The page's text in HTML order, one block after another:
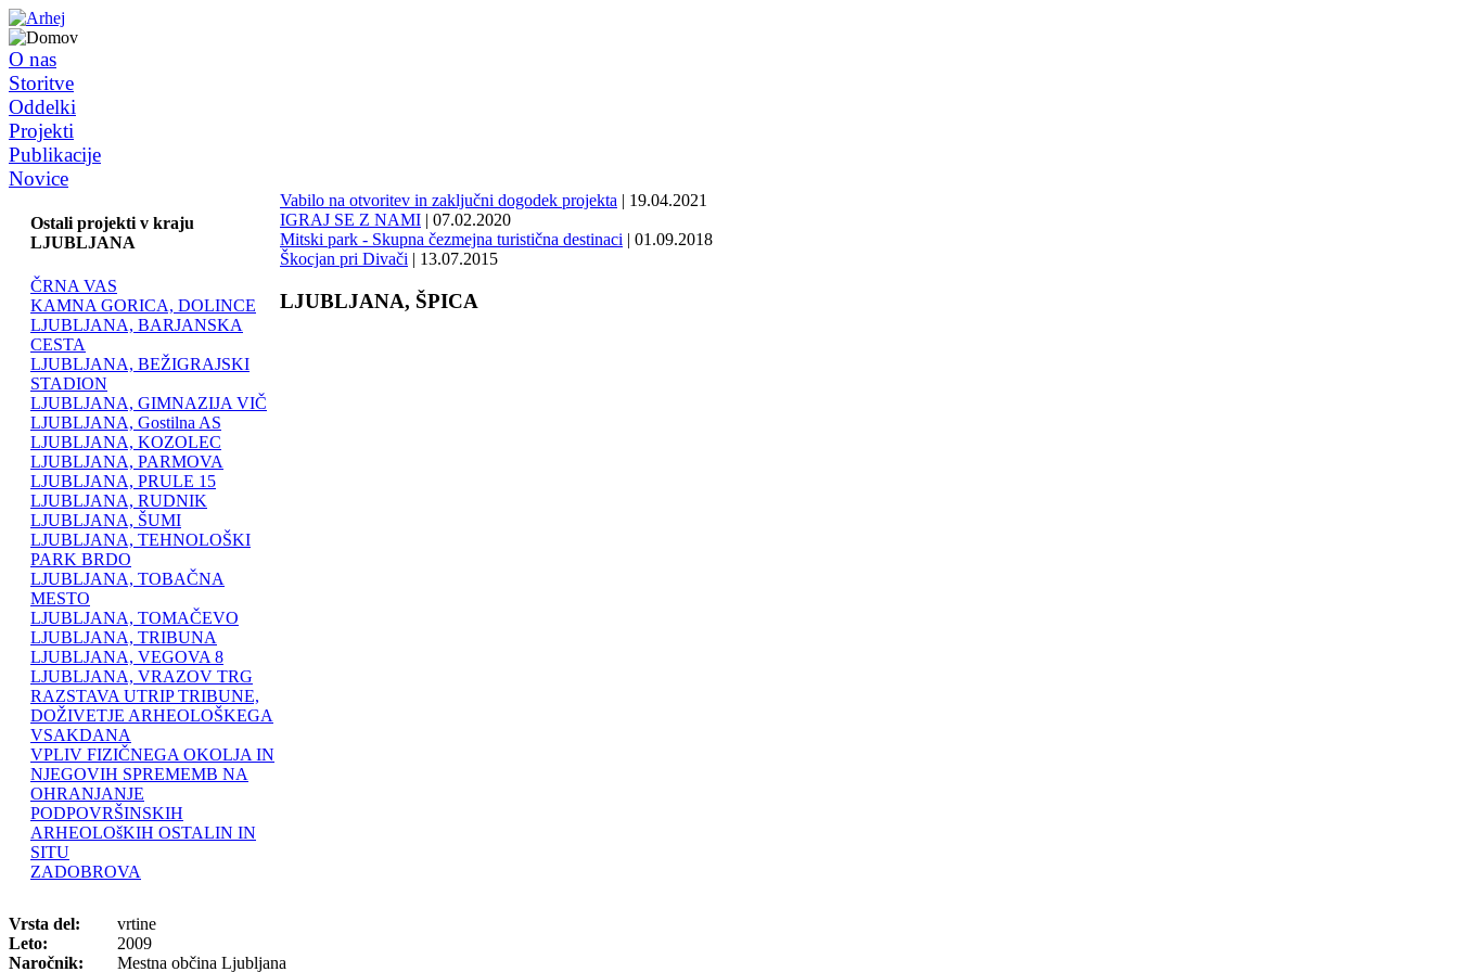
O nas
Storitve
Oddelki
Projekti
Publikacije
Novice
Ostali projekti v kraju
LJUBLJANA
ČRNA VAS
KAMNA GORICA, DOLINCE
LJUBLJANA, BARJANSKA
CESTA
LJUBLJANA, BEŽIGRAJSKI
STADION
LJUBLJANA, GIMNAZIJA VIČ
LJUBLJANA, Gostilna AS
LJUBLJANA, KOZOLEC
LJUBLJANA, PARMOVA
LJUBLJANA, PRULE 15
LJUBLJANA, RUDNIK
LJUBLJANA, ŠUMI
LJUBLJANA, TEHNOLOŠKI
PARK BRDO
LJUBLJANA, TOBAČNA
MESTO
LJUBLJANA, TOMAČEVO
LJUBLJANA, TRIBUNA
LJUBLJANA, VEGOVA 8
LJUBLJANA, VRAZOV TRG
RAZSTAVA UTRIP TRIBUNE,
DOŽIVETJE ARHEOLOŠKEGA
VSAKDANA
VPLIV FIZIČNEGA OKOLJA IN
NJEGOVIH SPREMEMB NA
OHRANJANJE
PODPOVRŠINSKIH
ARHEOLOšKIH OSTALIN IN
SITU
ZADOBROVA
Vabilo na otvoritev in zaključni dogodek projekta | 19.04.2021
IGRAJ SE Z NAMI | 07.02.2020
Mitski park - Skupna čezmejna turistična destinaci | 01.09.2018
Škocjan pri Divači | 13.07.2015
LJUBLJANA, ŠPICA
Vrsta del:
vrtine
Leto:
2009
Naročnik:
Mestna občina Ljubljana